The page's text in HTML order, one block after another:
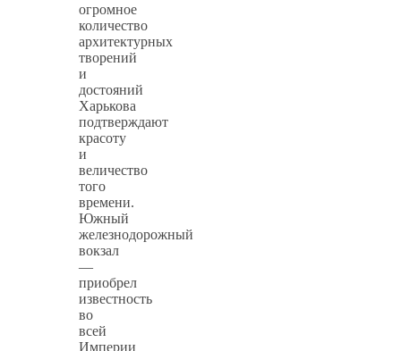
огромное
количество
архитектурных
творений
и
достояний
Харькова
подтверждают
красоту
и
величество
того
времени.
Южный
железнодорожный
вокзал
—
приобрел
известность
во
всей
Империи